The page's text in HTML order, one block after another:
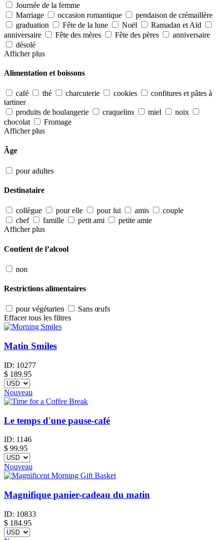
Journée de la femme
Marriage
occasion romantique
pendaison de crémaillère
graduation
Fête de la lune Noël
Ramadan et Aïd
anniversaire
Fête des mères Fête des pères
anniversaire
désolé
Afficher plus
Alimentation et boissons
café thé charcuterie cookies
confitures et pâtes à
tartiner
produits de boulangerie
craquelins miel
noix
chocolat
Fromage
Afficher plus
Âge
pour adultes
Destinataire
collègue pour elle pour lui amis
couple
chef
famille petit ami
petite amie
Afficher plus
Contient de l’alcool
non
Restrictions alimentaires
pour végétarien
Sans œufs
Effacer tous les filtres
Matin Smiles
ID: 10277
$ 189.95
Nouveau
Le temps d'une pause-café
ID: 1146
$ 99.95
Nouveau
Magnifique panier-cadeau du matin
ID: 10833
$ 184.95